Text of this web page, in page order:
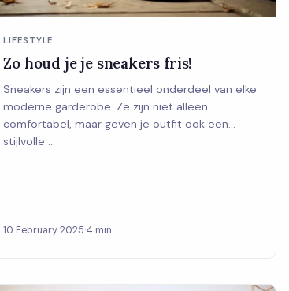
LIFESTYLE
Zo houd je je sneakers fris!
Sneakers zijn een essentieel onderdeel van elke
moderne garderobe. Ze zijn niet alleen
comfortabel, maar geven je outfit ook een
stijlvolle ...
10 February 2025·4 min